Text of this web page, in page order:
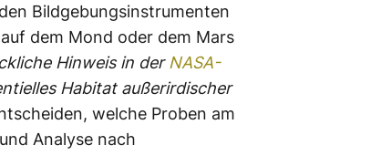
Bildgebungsinstrumenten
dem Mond oder dem Mars
Hinweis in der NASA-
Habitat außerirdischer
welche Proben am
Analyse nach